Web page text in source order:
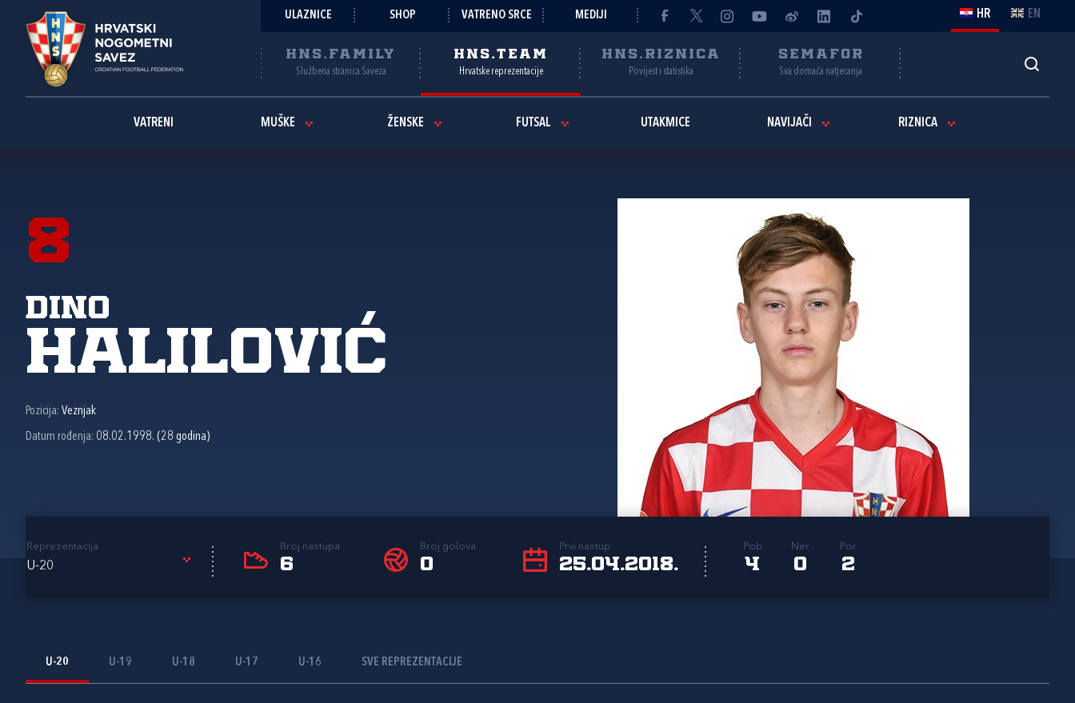
ULAZNICE SHOP VATRENO SRCE MEDIJI HR EN
HNS.FAMILY
Službena stranica Saveza
HNS.TEAM
Hrvatske reprezentacije
HNS.RIZNICA
Povijest i statistika
SEMAFOR
Sva domaća natjecanja
VATRENI MUŠKE ŽENSKE FUTSAL UTAKMICE NAVIJAČI RIZNICA
8
Dino
Halilović
Pozicija: Veznjak
Datum rođenja: 08.02.1998. (28 godina)
Reprezentacija
U-20
Broj nastupa
6
Broj golova
0
Prvi nastup
25.04.2018.
Pob
4
Ner
0
Por
2
U-20 U-19 U-18 U-17 U-16 SVE REPREZENTACIJE